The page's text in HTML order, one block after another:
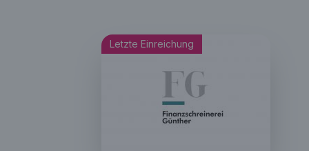
Letzte Einreichung